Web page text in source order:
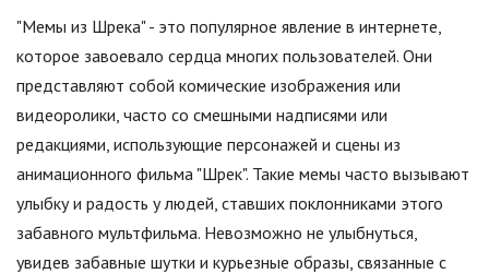
"Мемы из Шрека" - это популярное явление в интернете,
которое завоевало сердца многих пользователей. Они
представляют собой комические изображения или
видеоролики, часто со смешными надписями или
редакциями, использующие персонажей и сцены из
анимационного фильма "Шрек". Такие мемы часто вызывают
улыбку и радость у людей, ставших поклонниками этого
забавного мультфильма. Невозможно не улыбнуться,
увидев забавные шутки и курьезные образы, связанные с